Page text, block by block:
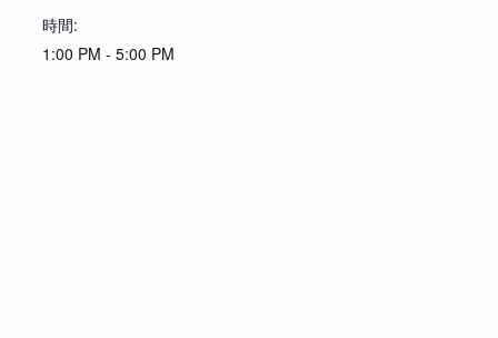
時間:
1:00 PM - 5:00 PM